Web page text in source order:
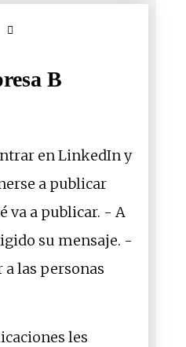
B
en LinkedIn y
a publicar
va a publicar. - A
su mensaje. -
a las personas
les